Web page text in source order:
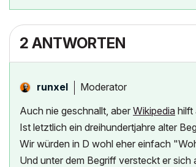
2 ANTWORTEN
runxel Moderator
Auch nie geschnallt, aber Wikipedia hilft
Ist letztlich ein dreihundertjahre alter
Wir würden in D wohl eher einfach
Und unter dem Begriff versteckt er